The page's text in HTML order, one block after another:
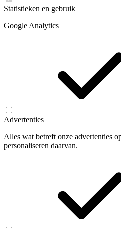
Statistieken en gebruik
Google Analytics
Advertenties
Alles wat betreft onze advertenties
personaliseren daarvan.